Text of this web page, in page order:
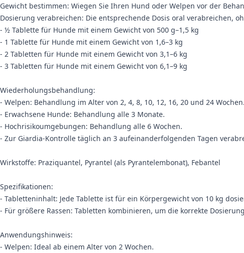
Gewicht bestimmen: Wiegen Sie Ihren Hund oder Welpen vor der
Dosierung verabreichen: Die entsprechende Dosis oral verabreichen,
- ½ Tablette für Hunde mit einem Gewicht von 500 g–1,5 kg
- 1 Tablette für Hunde mit einem Gewicht von 1,6–3 kg
- 2 Tabletten für Hunde mit einem Gewicht von 3,1–6 kg
- 3 Tabletten für Hunde mit einem Gewicht von 6,1–9 kg
Wiederholungsbehandlung:
- Welpen: Behandlung im Alter von 2, 4, 8, 10, 12, 16, 20 und 24 Wochen.
- Erwachsene Hunde: Behandlung alle 3 Monate.
- Hochrisikoumgebungen: Behandlung alle 6 Wochen.
- Zur Giardia-Kontrolle täglich an 3 aufeinanderfolgenden Tagen
Wirkstoffe: Praziquantel, Pyrantel (als Pyrantelembonat), Febantel
Spezifikationen:
- Tabletteninhalt: Jede Tablette ist für ein Körpergewicht von 10 kg
- Für größere Rassen: Tabletten kombinieren, um die korrekte
Anwendungshinweis:
- Welpen: Ideal ab einem Alter von 2 Wochen.